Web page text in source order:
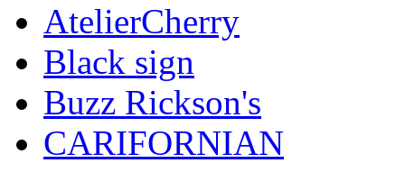
AtelierCherry
Black sign
Buzz Rickson's
CARIFORNIAN